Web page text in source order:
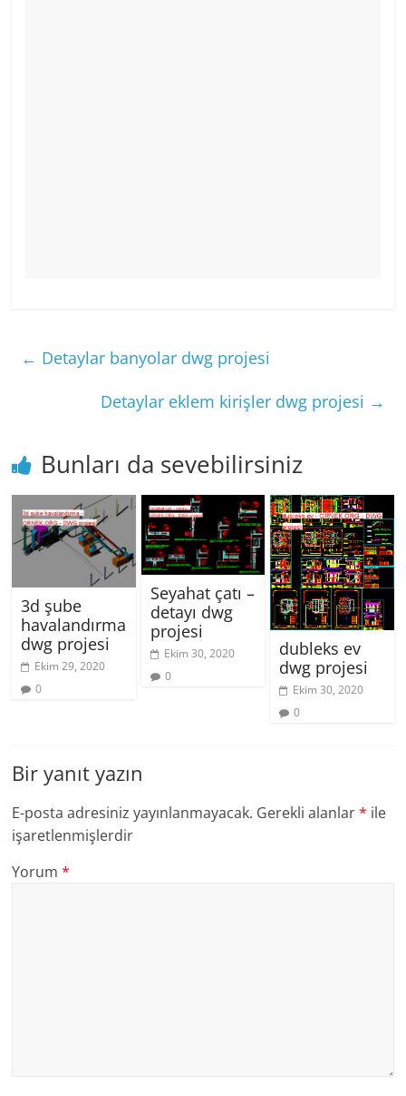
← Detaylar banyolar dwg projesi
Detaylar eklem kirişler dwg projesi →
Bunları da sevebilirsiniz
3d şube
havalandırma
dwg projesi
Ekim 29, 2020
0
Seyahat çatı –
detayı dwg
projesi
Ekim 30, 2020
0
dubleks ev
dwg projesi
Ekim 30, 2020
0
Bir yanıt yazın
E-posta adresiniz yayınlanmayacak. Gerekli alanlar* ile
işaretlenmişlerdir
Yorum*